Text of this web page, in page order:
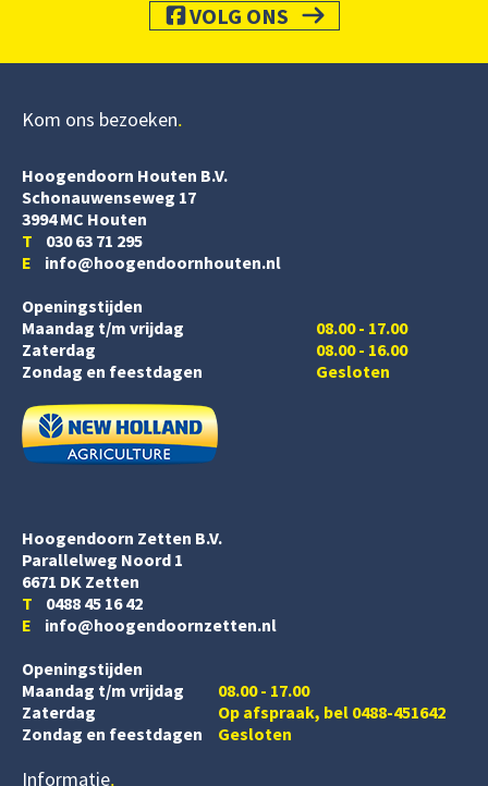
VOLG ONS
Kom ons bezoeken
Hoogendoorn Houten B.V.
Schonauwenseweg 17
3994 MC Houten
T 030 63 71 295
E info@hoogendoornhouten.nl
Openingstijden
Maandag t/m vrijdag
Zaterdag
08.00 - 17.00
08.00 - 16.00
Zondag en feestdagen
Gesloten
Hoogendoorn Zetten B.V.
Parallelweg Noord 1
6671 DK Zetten
T 0488 45 16 42
E info@hoogendoornzetten.nl
Openingstijden
Maandag t/m vrijdag
08.00 - 17.00
Zaterdag
Op afspraak, bel 0488-451642
Zondag en feestdagen
Gesloten
Informatie